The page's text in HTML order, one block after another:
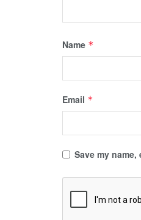
Name *
Email *
Save my